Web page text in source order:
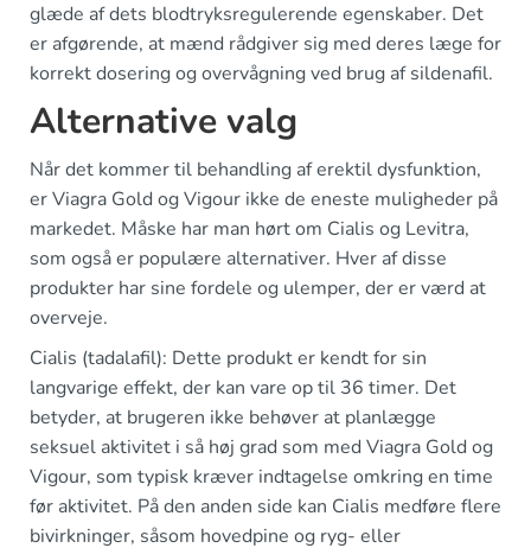
glæde af dets blodtryksregulerende egenskaber. Det
er afgørende, at mænd rådgiver sig med deres læge for
korrekt dosering og overvågning ved brug af sildenafil.
Alternative valg
Når det kommer til behandling af erektil dysfunktion,
er Viagra Gold og Vigour ikke de eneste muligheder på
markedet. Måske har man hørt om Cialis og Levitra,
som også er populære alternativer. Hver af disse
produkter har sine fordele og ulemper, der er værd at
overveje.
Cialis (tadalafil): Dette produkt er kendt for sin
langvarige effekt, der kan vare op til 36 timer. Det
betyder, at brugeren ikke behøver at planlægge
seksuel aktivitet i så høj grad som med Viagra Gold og
Vigour, som typisk kræver indtagelse omkring en time
før aktivitet. På den anden side kan Cialis medføre flere
bivirkninger, såsom hovedpine og ryg- eller